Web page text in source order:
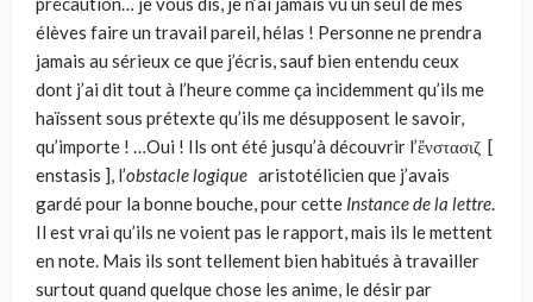
élèves faire un travail pareil, hélas ! Personne ne prendra
jamais au sérieux ce que j’écris, sauf bien entendu ceux
dont j’ai dit tout à l’heure comme ça incidemment qu’ils me
haïssent sous prétexte qu’ils me désupposent le savoir,
qu’importe ! …Oui ! Ils ont été jusqu’à découvrir l’ἔνστασιζ [
enstasis ], l’obstacle logique aristotélicien que j’avais
gardé pour la bonne bouche, pour cette Instance de la lettre.
Il est vrai qu’ils ne voient pas le rapport, mais ils le mettent
en note. Mais ils sont tellement bien habitués à travailler
surtout quand quelque chose les anime, le désir par